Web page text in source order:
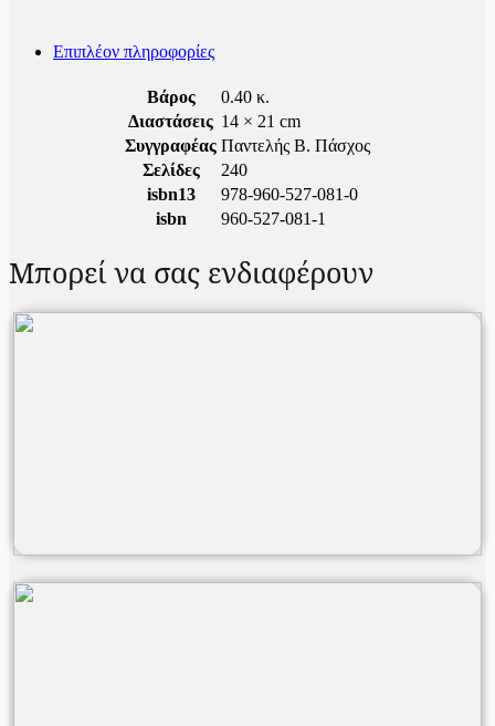
Επιπλέον πληροφορίες
Βάρος
0.40 κ.
Διαστάσεις 14 × 21 cm
Συγγραφέας Παντελής Β. Πάσχος
Σελίδες
240
isbn13
978-960-527-081-0
isbn
960-527-081-1
Μπορεί να σας ενδιαφέρουν